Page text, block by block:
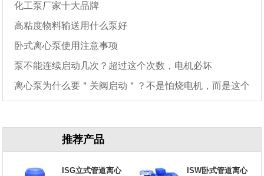
化工泵厂家十大品牌
高粘度物料输送用什么泵好
卧式离心泵使用注意事项
泵不能连续启动几次？超过这个次数，电机必坏
离心泵为什么要＂关阀启动＂？不是怕烧电机，而是这个
推荐产品
ISG立式管道离心
ISW卧式管道离心